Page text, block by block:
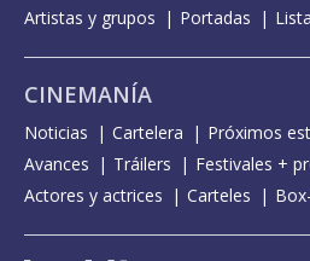
Artistas y grupos
Portadas
CINEMANÍA
Noticias Cartelera Próximos
Avances
Tráilers
Festivales +
Actores y actrices
Carteles